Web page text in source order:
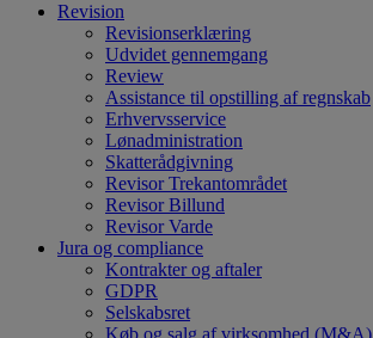
Revision
Revisionserklæring
Udvidet gennemgang
Review
Assistance til opstilling af regnskab
Erhvervsservice
Lønadministration
Skatterådgivning
Revisor Trekantområdet
Revisor Billund
Revisor Varde
Jura og compliance
Kontrakter og aftaler
GDPR
Selskabsret